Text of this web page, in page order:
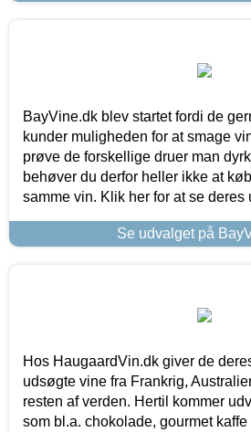
BayVine.dk blev startet fordi de
kunder muligheden for at smage
prøve de forskellige druer man
behøver du derfor heller ikke at
samme vin. Klik her for at se deres
Se udvalget på
Hos HaugaardVin.dk giver de
udsøgte vine fra Frankrig,
resten af verden. Hertil kommer
som bl.a. chokolade, gourmet